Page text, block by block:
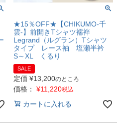
★15％OFF★【CHIKUMO-千
雲-】前開きTシャツ襦袢
Legrand（ルグラン）Tシャツ
タイプ レース袖 塩瀬半衿
S～XL くるり
SALE
定価 ¥13,200のところ
価格： ¥11,220税込
カートに入れる